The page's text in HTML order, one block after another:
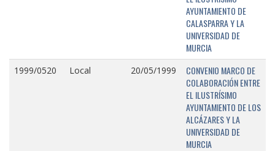
AYUNTAMIENTO DE
CALASPARRA Y LA
UNIVERSIDAD DE
MURCIA
1999/0520 Local 20/05/1999
CONVENIO MARCO DE
COLABORACIÓN ENTRE
EL ILUSTRÍSIMO
AYUNTAMIENTO DE LOS
ALCÁZARES Y LA
UNIVERSIDAD DE
MURCIA